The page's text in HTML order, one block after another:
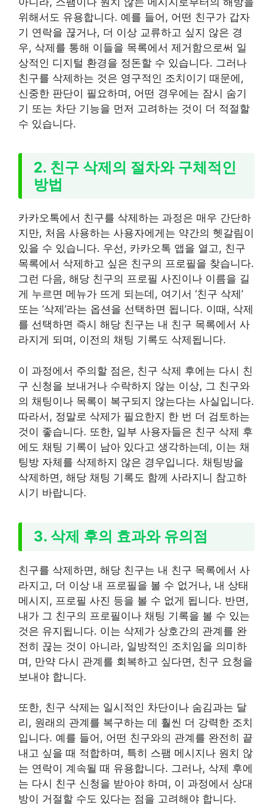
위해서도 유용합니다. 예를 들어, 어떤 친구가 갑자
기 연락을 끊거나, 더 이상 교류하고 싶지 않은 경
우, 삭제를 통해 이들을 목록에서 제거함으로써 일
상적인 디지털 환경을 정돈할 수 있습니다. 그러나
친구를 삭제하는 것은 영구적인 조치이기 때문에,
신중한 판단이 필요하며, 어떤 경우에는 잠시 숨기
기 또는 차단 기능을 먼저 고려하는 것이 더 적절할
수 있습니다.
2. 친구 삭제의 절차와 구체적인
방법
카카오톡에서 친구를 삭제하는 과정은 매우 간단하
지만, 처음 사용하는 사용자에게는 약간의 헷갈림이
있을 수 있습니다. 우선, 카카오톡 앱을 열고, 친구
목록에서 삭제하고 싶은 친구의 프로필을 찾습니다.
그런 다음, 해당 친구의 프로필 사진이나 이름을 길
게 누르면 메뉴가 뜨게 되는데, 여기서 ‘친구 삭제’
또는 ‘삭제’라는 옵션을 선택하면 됩니다. 이때, 삭제
를 선택하면 즉시 해당 친구는 내 친구 목록에서 사
라지게 되며, 이전의 채팅 기록도 삭제됩니다.
이 과정에서 주의할 점은, 친구 삭제 후에는 다시 친
구 신청을 보내거나 수락하지 않는 이상, 그 친구와
의 채팅이나 목록이 복구되지 않는다는 사실입니다.
따라서, 정말로 삭제가 필요한지 한 번 더 검토하는
것이 좋습니다. 또한, 일부 사용자들은 친구 삭제 후
에도 채팅 기록이 남아 있다고 생각하는데, 이는 채
팅방 자체를 삭제하지 않은 경우입니다. 채팅방을
삭제하면, 해당 채팅 기록도 함께 사라지니 참고하
시기 바랍니다.
3. 삭제 후의 효과와 유의점
친구를 삭제하면, 해당 친구는 내 친구 목록에서 사
라지고, 더 이상 내 프로필을 볼 수 없거나, 내 상태
메시지, 프로필 사진 등을 볼 수 없게 됩니다. 반면,
내가 그 친구의 프로필이나 채팅 기록을 볼 수 있는
것은 유지됩니다. 이는 삭제가 상호간의 관계를 완
전히 끊는 것이 아니라, 일방적인 조치임을 의미하
며, 만약 다시 관계를 회복하고 싶다면, 친구 요청을
보내야 합니다.
또한, 친구 삭제는 일시적인 차단이나 숨김과는 달
리, 원래의 관계를 복구하는 데 훨씬 더 강력한 조치
입니다. 예를 들어, 어떤 친구와의 관계를 완전히 끝
내고 싶을 때 적합하며, 특히 스팸 메시지나 원치 않
는 연락이 계속될 때 유용합니다. 그러나, 삭제 후에
는 다시 친구 신청을 받아야 하며, 이 과정에서 상대
방이 거절할 수도 있다는 점을 고려해야 합니다.